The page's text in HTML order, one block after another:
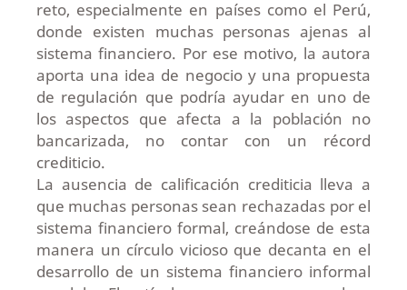
reto, especialmente en países como el Perú,
donde existen muchas personas ajenas al
sistema financiero. Por ese motivo, la autora
aporta una idea de negocio y una propuesta
de regulación que podría ayudar en uno de
los aspectos que afecta a la población no
bancarizada, no contar con un récord
crediticio.
La ausencia de calificación crediticia lleva a
que muchas personas sean rechazadas por el
sistema financiero formal, creándose de esta
manera un círculo vicioso que decanta en el
desarrollo de un sistema financiero informal